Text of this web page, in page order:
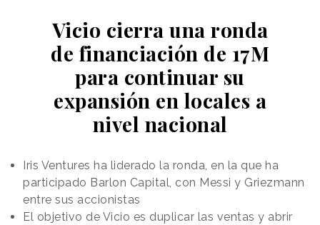
Vicio cierra una ronda
de financiación de 17M
para continuar su
expansión en locales a
nivel nacional
Iris Ventures ha liderado la ronda, en la que ha
participado Barlon Capital, con Messi y Griezmann
entre sus accionistas
El objetivo de Vicio es duplicar las ventas y abrir